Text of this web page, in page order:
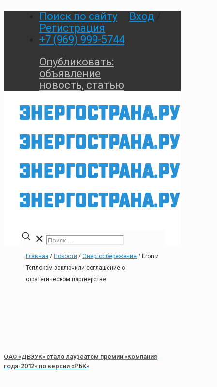
Поиск по сайту Вход
Регистрация
+7 (969) 999-5744
Опубликовать:
объявление
новость, статью
✕
Главная / Новости / Энергосбережение / Itron и
Теплоком заключили соглашение о
стратегическом партнерстве
ОАО «ДВЭУК» стало лауреатом премии «Компания
года-2012» по версии «РБК»